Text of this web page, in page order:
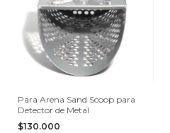
Para Arena Sand Scoop para
Detector de Metal
$130.000